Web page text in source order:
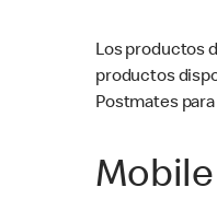
Los productos
productos
Postmates
Mobile